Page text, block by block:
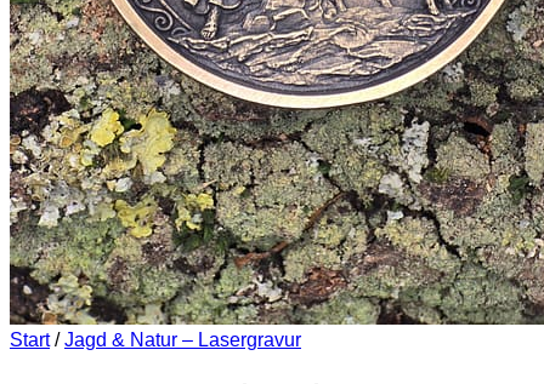
Es befinden sich keine Produkte im Warenkorb.
Zurück zum Shop
Start / Jagd & Natur – Lasergravur